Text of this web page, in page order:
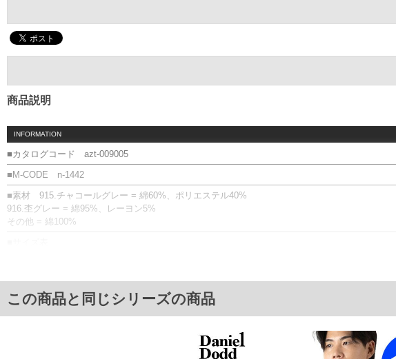
商品説明
INFORMATION
■カタログコード azt-009005
■M-CODE n-1442
■素材 915.チャコールグレー = 綿60%、ポリエステル40%
916.杢グレー = 綿95%、レーヨン5%
その他 = 綿100%
3L/52/25/126/74
4L/54/26/132/76
5L/56/27/138/78
この商品と同じシリーズの商品